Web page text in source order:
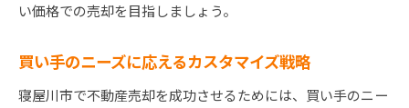
い価格での売却を目指しましょう。
買い手のニーズに応えるカスタマイズ戦略
寝屋川市で不動産売却を成功させるためには、買い手のニー